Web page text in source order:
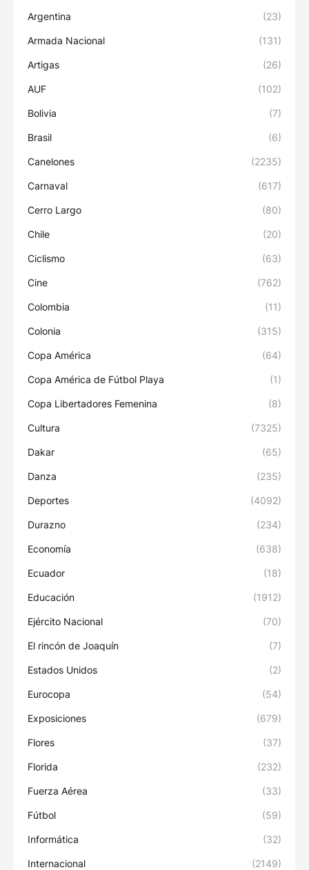
Argentina (23)
Armada Nacional (131)
Artigas (26)
AUF (102)
Bolivia (7)
Brasil (6)
Canelones (2235)
Carnaval (617)
Cerro Largo (80)
Chile (20)
Ciclismo (63)
Cine (762)
Colombia (11)
Colonia (315)
Copa América (64)
Copa América de Fútbol Playa (1)
Copa Libertadores Femenina (8)
Cultura (7325)
Dakar (65)
Danza (235)
Deportes (4092)
Durazno (234)
Economía (638)
Ecuador (18)
Educación (1912)
Ejército Nacional (70)
El rincón de Joaquín (7)
Estados Unidos (2)
Eurocopa (54)
Exposiciones (679)
Flores (37)
Florida (232)
Fuerza Aérea (33)
Fútbol (59)
Informática (32)
Internacional (2149)